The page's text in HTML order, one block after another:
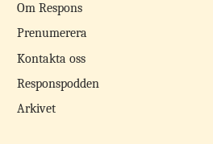
Om Respons
Prenumerera
Kontakta oss
Responspodden
Arkivet